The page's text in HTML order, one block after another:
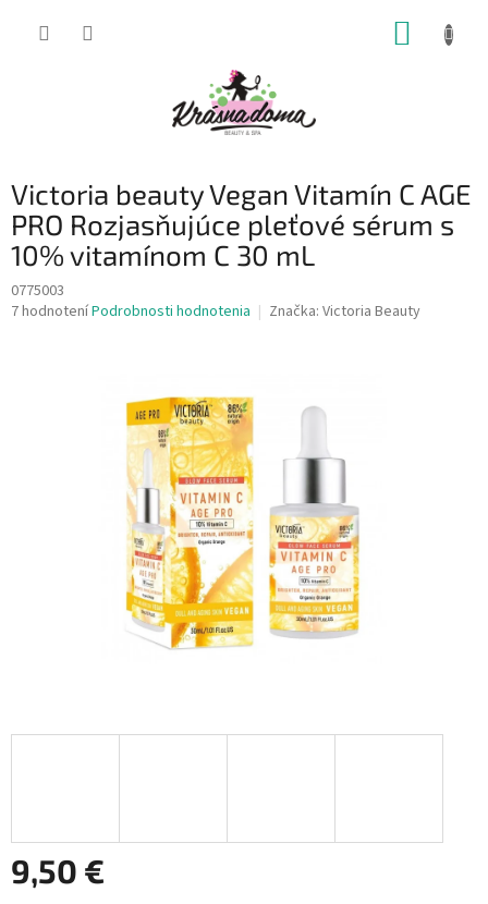
Victoria beauty Vegan Vitamín C AGE
PRO Rozjasňujúce pleťové sérum s
10% vitamínom C 30 mL
0775003
Priemerné
7 hodnoteníPodrobnosti hodnotenia Značka: Victoria Beauty
9,50 €